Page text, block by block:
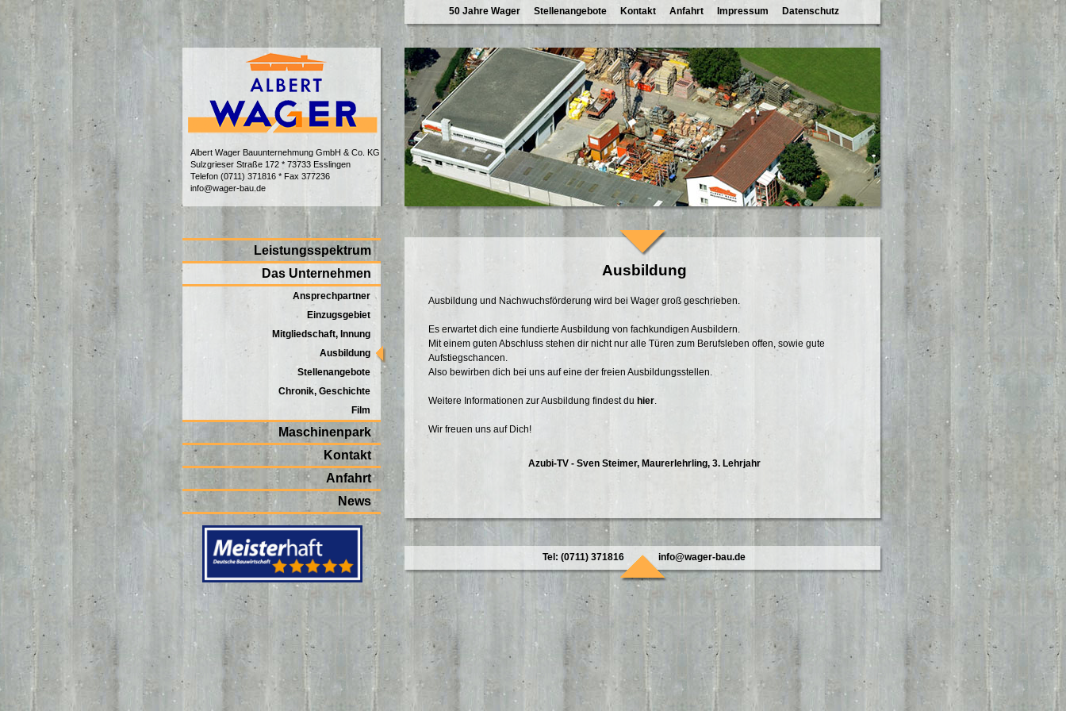
Albert Wager Bauunternehmung GmbH & Co. KG
Sulzgrieser Straße 172 * 73733 Esslingen
Telefon (0711) 371816 * Fax 377236
info@wager-bau.de
Leistungsspektrum
Das Unternehmen
Ansprechpartner
Einzugsgebiet
Mitgliedschaft, Innung
Ausbildung
Stellenangebote
Chronik, Geschichte
Film
Maschinenpark
Kontakt
Anfahrt
News
50 Jahre Wager Stellenangebote Kontakt Anfahrt Impressum Datenschutz
Ausbildung
Ausbildung und Nachwuchsförderung wird bei Wager groß geschrieben.
Es erwartet dich eine fundierte Ausbildung von fachkundigen Ausbildern.
Mit einem guten Abschluss stehen dir nicht nur alle Türen zum Berufsleben offen, sowie gute
Aufstiegschancen.
Also bewirben dich bei uns auf eine der freien Ausbildungsstellen.
Weitere Informationen zur Ausbildung findest du hier.
Wir freuen uns auf Dich!
Azubi-TV - Sven Steimer, Maurerlehrling, 3. Lehrjahr
Tel: (0711) 371816 info@wager-bau.de